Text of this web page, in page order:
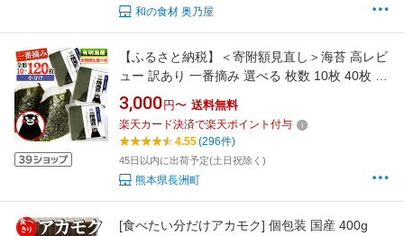
和の食材 奥乃屋
【ふるさと納税】＜寄附額見直し＞海苔 高レビ
ュー 訳あり 一番摘み 選べる 枚数 10枚 40枚 80
枚 120枚 有明海産 全形40枚入り 熊本 初摘み
小分け チャック 定期便 おにぎり 恵方巻 節分
寿司 大容量 くまモン リピート 《出荷時期をお
選びください》長洲町
3,000 円〜 送料無料
楽天カード決済で楽天ポイント付与
4.55(296件)
45日以内に出荷予定(土日祝除く)
熊本県長洲町
[食べたい分だけアカモク] 個包装 国産 400g